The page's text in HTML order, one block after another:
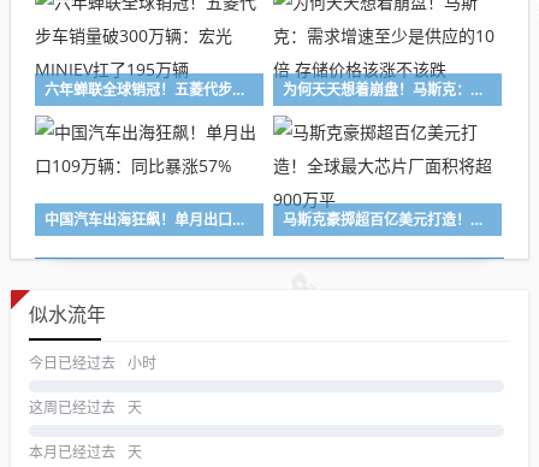
六年蝉联全球销冠！五菱代步车销量破300万辆：宏光MINIEV扛了195万辆 为何天天想着崩盘！马斯克：需求增速至少是供应的10倍 存储价格该涨不该跌
中国汽车出海狂飙！单月出口109万辆：同比暴涨57% 马斯克豪掷超百亿美元打造！全球最大芯片厂面积将超900万平
似水流年
今日已经过去 小时
这周已经过去 天
本月已经过去 天